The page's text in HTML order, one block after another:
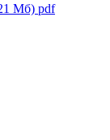
Мб) pdf